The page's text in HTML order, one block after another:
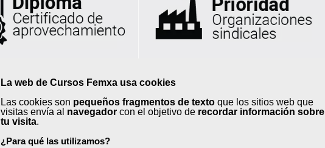
La web de Cursos Femxa usa cookies
Las cookies son pequeños fragmentos de textoque los sitios web que
visitas envía al navegadorcon el objetivo de recordar información sobre
tu visita.
¿Para qué las utilizamos?